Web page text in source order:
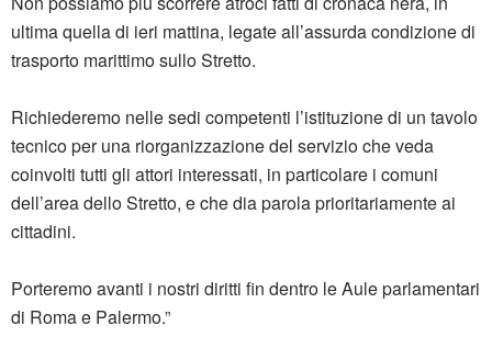
ultima quella di ieri mattina, legate all’assurda condizione di
trasporto marittimo sullo Stretto.
Richiederemo nelle sedi competenti l’istituzione di un tavolo
tecnico per una riorganizzazione del servizio che veda
coinvolti tutti gli attori interessati, in particolare i comuni
dell’area dello Stretto, e che dia parola prioritariamente ai
cittadini.
Porteremo avanti i nostri diritti fin dentro le Aule parlamentari
di Roma e Palermo.”